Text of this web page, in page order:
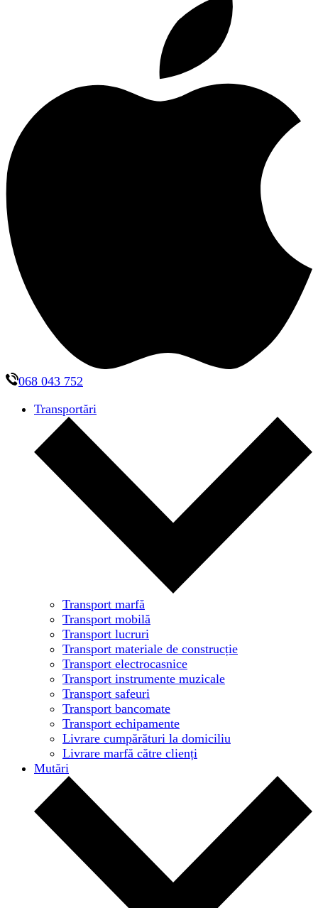
068 043 752
Transportări
Transport marfă
Transport mobilă
Transport lucruri
Transport materiale de construcție
Transport electrocasnice
Transport instrumente muzicale
Transport safeuri
Transport bancomate
Transport echipamente
Livrare cumpărături la domiciliu
Livrare marfă către clienți
Mutări